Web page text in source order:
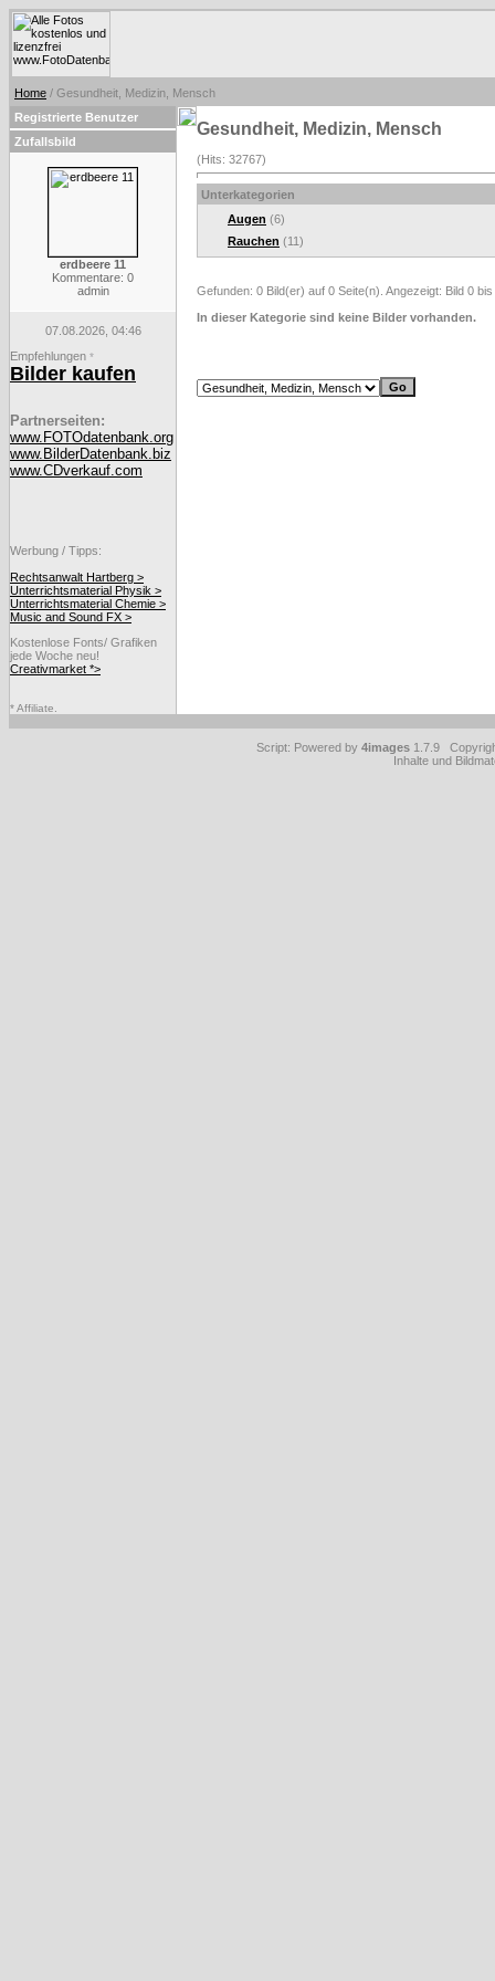
Home / Gesundheit, Medizin, Mensch
Registrierte Benutzer
Zufallsbild
erdbeere 11
Kommentare: 0
admin
07.08.2026, 04:46
Empfehlungen *
Bilder kaufen
Partnerseiten:
www.FOTOdatenbank.org
www.BilderDatenbank.biz
www.CDverkauf.com
Werbung / Tipps:
Rechtsanwalt Hartberg >
Unterrichtsmaterial Physik >
Unterrichtsmaterial Chemie >
Music and Sound FX >
Kostenlose Fonts/ Grafiken
jede Woche neu!
Creativmarket *>
* Affiliate.
Gesundheit, Medizin, Mensch
(Hits: 32767)
Unterkategorien
Augen (6)
Rauchen (11)
Gefunden: 0 Bild(er) auf 0 Seite(n). Angezeigt: Bild 0 bis
In dieser Kategorie sind keine Bilder vorhanden.
Script: Powered by 4images 1.7.9
Inhalte und